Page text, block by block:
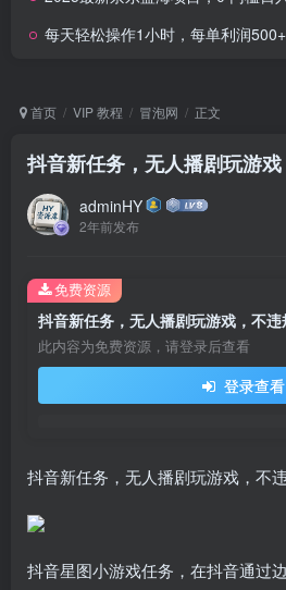
每天轻松操作1小时，每单利润500+，
首页 VIP 教程 冒泡网 正文
抖音新任务，无人播剧玩游
adminHY
2年前发布
抖音新任务，无人播剧玩游戏，不
此内容为免费资源，请登录后查看
登录查看
免费资源
抖音新任务，无人播剧玩游戏，不
抖音星图小游戏任务，在抖音通过